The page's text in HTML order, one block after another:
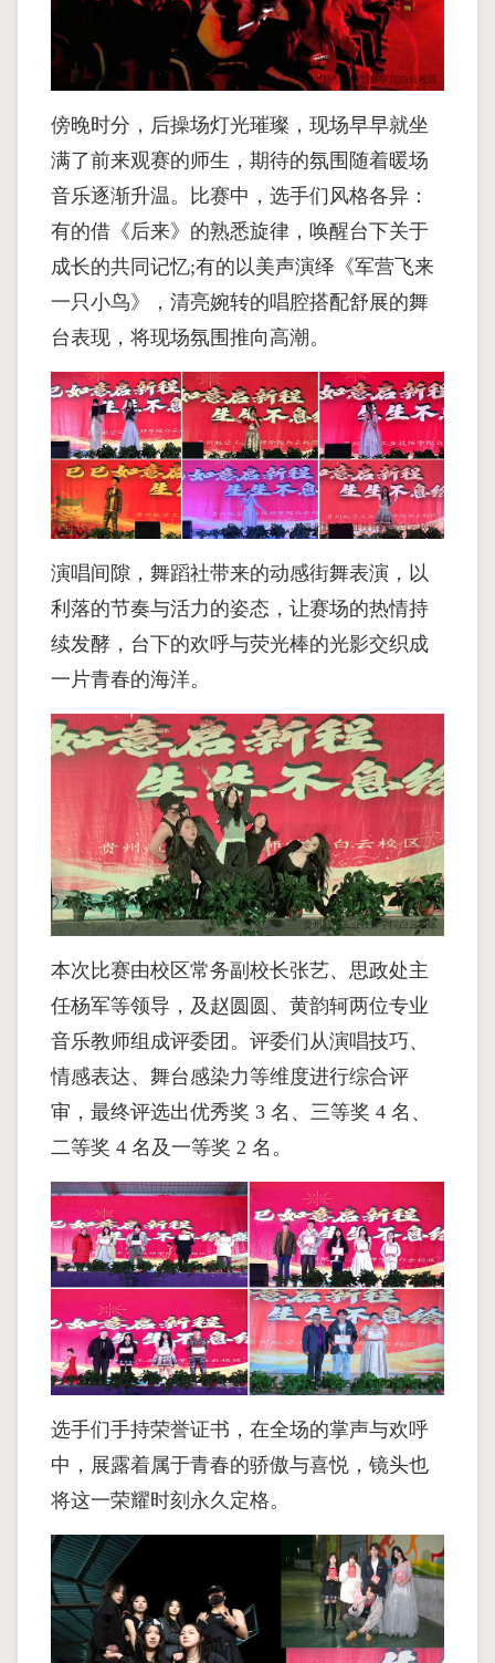
傍晚时分，后操场灯光璀璨，现场早早就坐
满了前来观赛的师生，期待的氛围随着暖场
音乐逐渐升温。比赛中，选手们风格各异：
有的借《后来》的熟悉旋律，唤醒台下关于
成长的共同记忆;有的以美声演绎《军营飞来
一只小鸟》，清亮婉转的唱腔搭配舒展的舞
台表现，将现场氛围推向高潮。
演唱间隙，舞蹈社带来的动感街舞表演，以
利落的节奏与活力的姿态，让赛场的热情持
续发酵，台下的欢呼与荧光棒的光影交织成
一片青春的海洋。
本次比赛由校区常务副校长张艺、思政处主
任杨军等领导，及赵圆圆、黄韵轲两位专业
音乐教师组成评委团。评委们从演唱技巧、
情感表达、舞台感染力等维度进行综合评
审，最终评选出优秀奖 3 名、三等奖 4 名、
二等奖 4 名及一等奖 2 名。
选手们手持荣誉证书，在全场的掌声与欢呼
中，展露着属于青春的骄傲与喜悦，镜头也
将这一荣耀时刻永久定格。